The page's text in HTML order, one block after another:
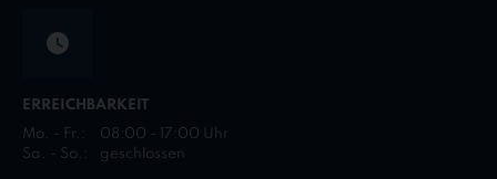
ERREICHBARKEIT
Mo. - Fr.:
08:00 - 17:00 Uhr
Sa. - So.:
geschlossen